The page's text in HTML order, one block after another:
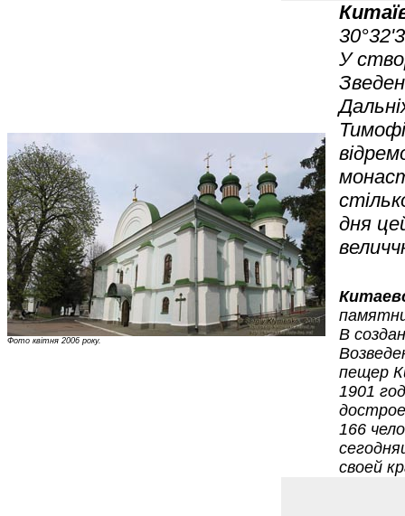
Фото квітня 2006 року.
У
дня
В
пещер
1901
166
своей